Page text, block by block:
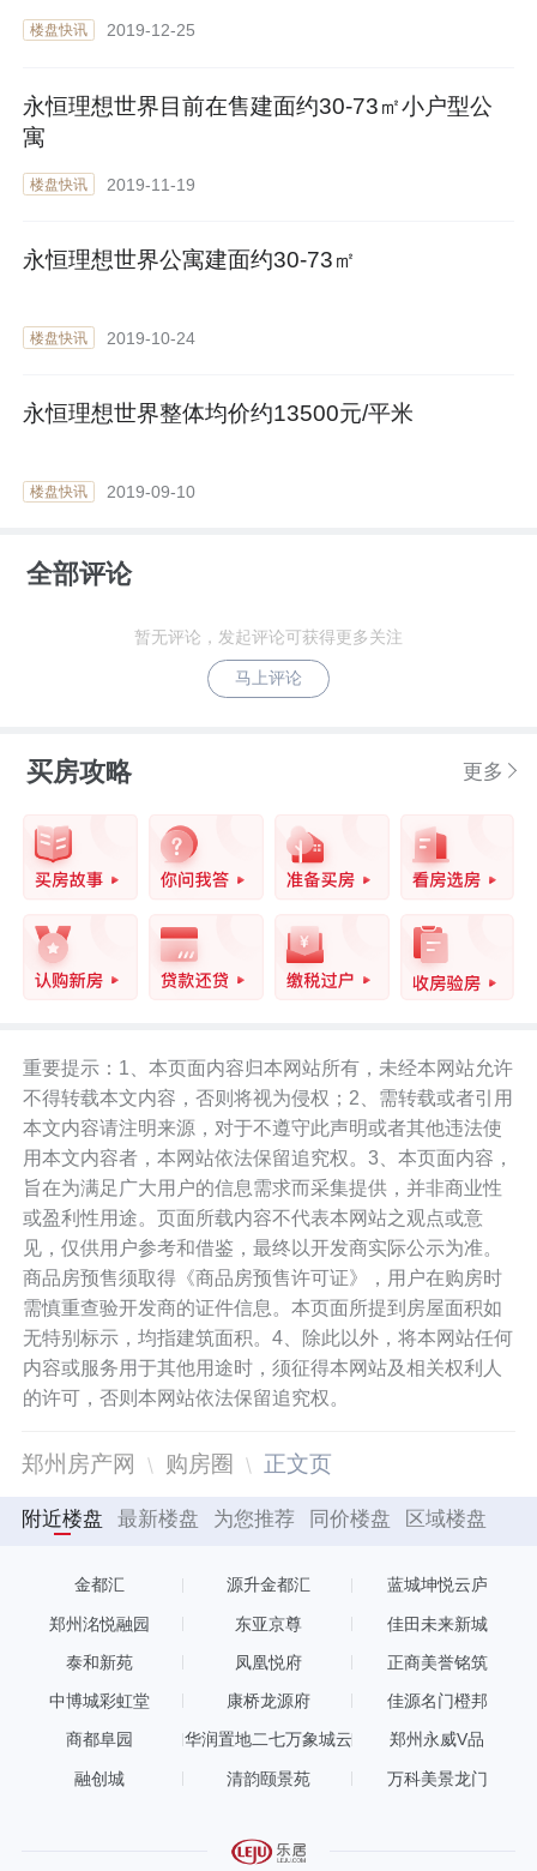
楼盘快讯 2019-12-25
永恒理想世界目前在售建面约30-73㎡小户型公
寓
楼盘快讯 2019-11-19
永恒理想世界公寓建面约30-73㎡
楼盘快讯 2019-10-24
永恒理想世界整体均价约13500元/平米
楼盘快讯 2019-09-10
全部评论
暂无评论，发起评论可获得更多关注
马上评论
买房攻略 更多
重要提示：1、本页面内容归本网站所有，未经本网站允许
不得转载本文内容，否则将视为侵权；2、需转载或者引用
本文内容请注明来源，对于不遵守此声明或者其他违法使
用本文内容者，本网站依法保留追究权。3、本页面内容，
旨在为满足广大用户的信息需求而采集提供，并非商业性
或盈利性用途。页面所载内容不代表本网站之观点或意
见，仅供用户参考和借鉴，最终以开发商实际公示为准。
商品房预售须取得《商品房预售许可证》，用户在购房时
需慎重查验开发商的证件信息。本页面所提到房屋面积如
无特别标示，均指建筑面积。4、除此以外，将本网站任何
内容或服务用于其他用途时，须征得本网站及相关权利人
的许可，否则本网站依法保留追究权。
郑州房产网 购房圈 正文页
附近楼盘 最新楼盘 为您推荐 同价楼盘 区域楼盘
金都汇 源升金都汇 蓝城坤悦云庐
郑州洺悦融园 东亚京尊 佳田未来新城
泰和新苑 凤凰悦府 正商美誉铭筑
中博城彩虹堂 康桥龙源府 佳源名门橙邦
商都阜园
华润置地二七万象城云
郑州永威V品
融创城 清韵颐景苑 万科美景龙门